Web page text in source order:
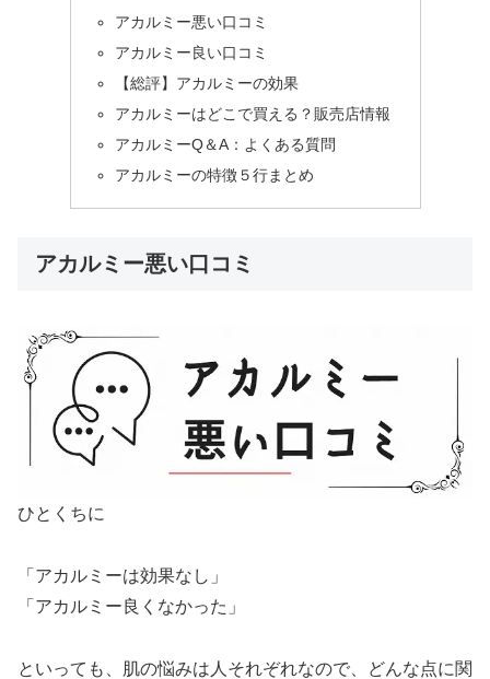
アカルミー悪い口コミ
アカルミー良い口コミ
【総評】アカルミーの効果
アカルミーはどこで買える？販売店情報
アカルミーQ＆A：よくある質問
アカルミーの特徴５行まとめ
アカルミー悪い口コミ
ひとくちに
「アカルミーは効果なし」
「アカルミー良くなかった」
といっても、肌の悩みは人それぞれなので、どんな点に関